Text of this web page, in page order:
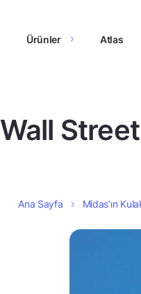
Ürünler Atlas
Wall
Ana Sayfa Midas’ın